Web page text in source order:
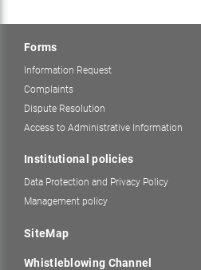
Forms
Information Request
Complaints
Dispute Resolution
Access to Administrative Information
Institutional policies
Data Protection and Privacy Policy
Management policy
SiteMap
Whistleblowing Channel